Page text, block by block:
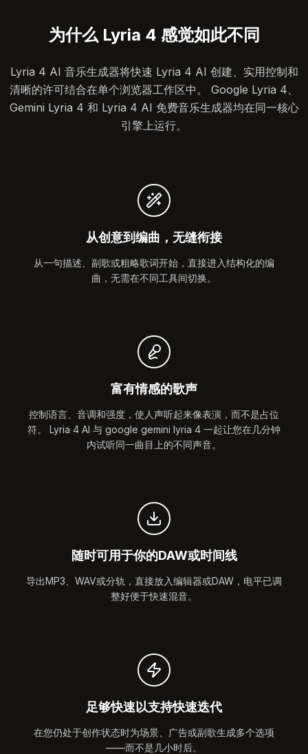
为什么 Lyria 4 感觉如此不同
Lyria 4 AI 音乐生成器将快速 Lyria 4 AI 创建、实用控制和
清晰的许可结合在单个浏览器工作区中。 Google Lyria 4、
Gemini Lyria 4 和 Lyria 4 AI 免费音乐生成器均在同一核心
引擎上运行。
从创意到编曲，无缝衔接
从一句描述、副歌或粗略歌词开始，直接进入结构化的编
曲，无需在不同工具间切换。
富有情感的歌声
控制语言、音调和强度，使人声听起来像表演，而不是占位
符。 Lyria 4 AI 与 google gemini lyria 4 一起让您在几分钟
内试听同一曲目上的不同声音。
随时可用于你的DAW或时间线
导出MP3、WAV或分轨，直接放入编辑器或DAW，电平已调
整好便于快速混音。
足够快速以支持快速迭代
在您仍处于创作状态时为场景、广告或副歌生成多个选项
——而不是几小时后。